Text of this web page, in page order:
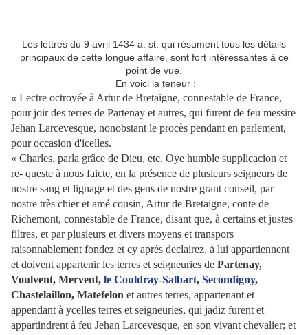
Les lettres du 9 avril 1434 a. st. qui résument tous les détails
principaux de cette longue affaire, sont fort intéressantes à ce
point de vue.
En voici la teneur :
« Lectre octroyée à Artur de Bretaigne, connestable de France,
pour joir des terres de Partenay et autres, qui furent de feu messire
Jehan Larcevesque, nonobstant le procès pendant en parlement,
pour occasion d'icelles.
« Charles, parla grâce de Dieu, etc. Oye humble supplicacion et
re- queste à nous faicte, en la présence de plusieurs seigneurs de
nostre sang et lignage et des gens de nostre grant conseil, par
nostre très chier et amé cousin, Artur de Bretaigne, conte de
Richemont, connestable de France, disant que, à certains et justes
filtres, et par plusieurs et divers moyens et transpors
raisonnablement fondez et cy après declairez, à lui appartiennent
et doivent appartenir les terres et seigneuries de Partenay,
Voulvent, Mervent, le Couldray-Salbart, Secondigny,
Chastelaillon, Matefelon et autres terres, appartenant et
appendant à ycelles terres et seigneuries, qui jadiz furent et
appartindrent à feu Jehan Larcevesque, en son vivant chevalier; et